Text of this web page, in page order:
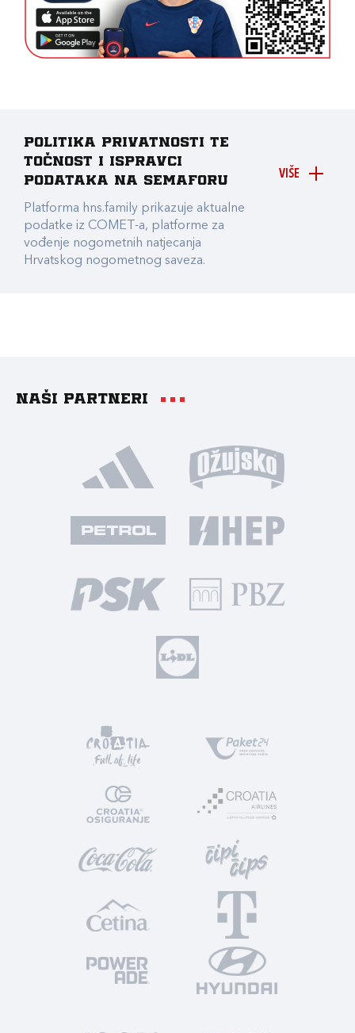
VIŠE
Politika privatnosti te
točnost i ispravci
podataka na Semaforu
Platforma hns.family prikazuje aktualne
podatke iz COMET-a, platforme za
vođenje nogometnih natjecanja
Hrvatskog nogometnog saveza.
Naši partneri